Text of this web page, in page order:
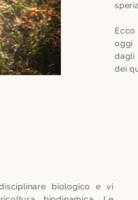
biologico e vi
oggi
dagli
dei